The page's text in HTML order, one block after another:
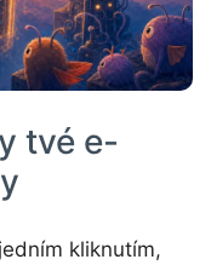
tvé e-
kliknutím,